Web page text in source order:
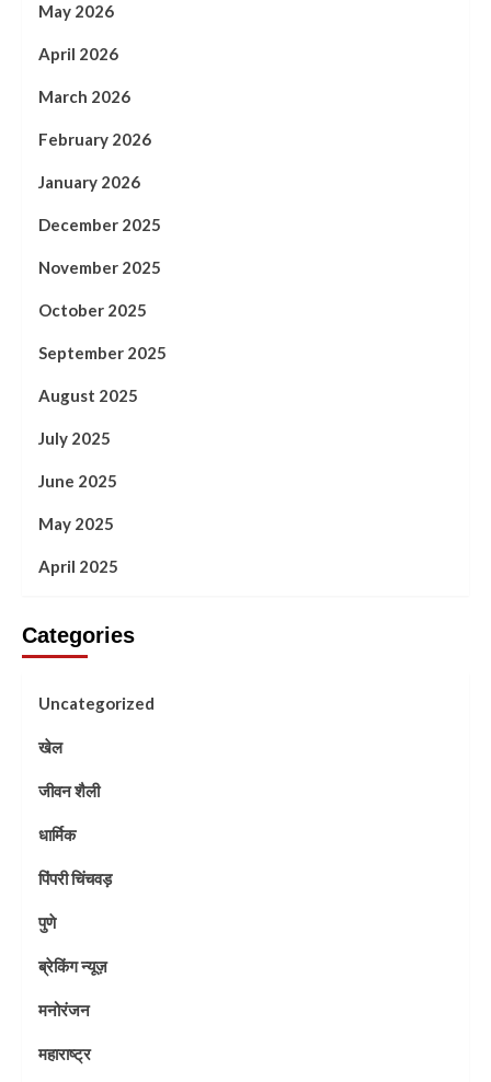
May 2026
April 2026
March 2026
February 2026
January 2026
December 2025
November 2025
October 2025
September 2025
August 2025
July 2025
June 2025
May 2025
April 2025
Categories
Uncategorized
खेल
जीवन शैली
धार्मिक
पिंपरी चिंचवड़
पुणे
ब्रेकिंग न्यूज़
मनोरंजन
महाराष्ट्र